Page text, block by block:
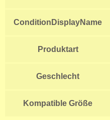
ConditionDisplayName
Produktart
Geschlecht
Kompatible Größe